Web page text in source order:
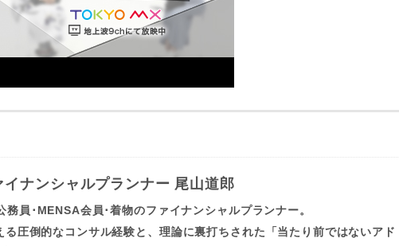
イナンシャルプランナー 尾山道郎
務員･MENSA会員･着物のファイナンシャルプランナー。
る圧倒的なコンサル経験と、理論に裏打ちされた「当たり前ではないアド